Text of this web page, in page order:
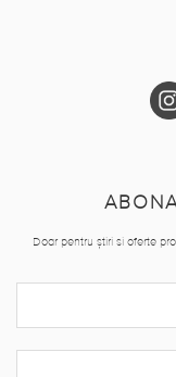
Doar pentru știri si oferte